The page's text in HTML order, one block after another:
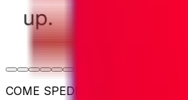
COME SPEDIRE